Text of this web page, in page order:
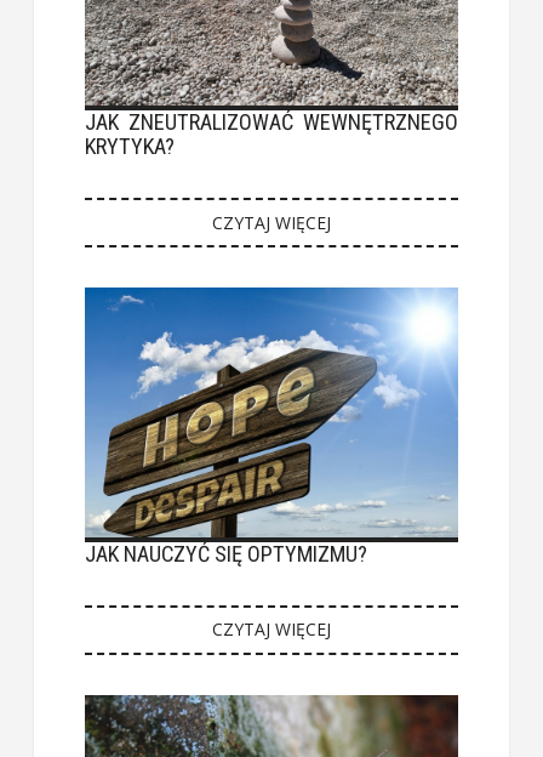
JAK ZNEUTRALIZOWAĆ WEWNĘTRZNEGO
KRYTYKA?
CZYTAJ WIĘCEJ
JAK NAUCZYĆ SIĘ OPTYMIZMU?
CZYTAJ WIĘCEJ